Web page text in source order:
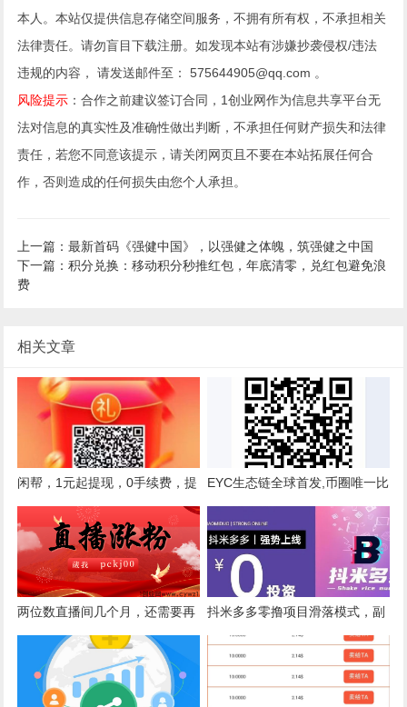
本人。本站仅提供信息存储空间服务，不拥有所有权，不承担相关
法律责任。请勿盲目下载注册。如发现本站有涉嫌抄袭侵权/违法
违规的内容， 请发送邮件至： 575644905@qq.com 。
风险提示 ：合作之前建议签订合同，1创业网作为信息共享平台无
法对信息的真实性及准确性做出判断，不承担任何财产损失和法律
责任，若您不同意该提示，请关闭网页且不要在本站拓展任何合
作，否则造成的任何损失由您个人承担。
上一篇：最新首码《强健中国》，以强健之体魄，筑强健之中国
下一篇：积分兑换：移动积分秒推红包，年底清零，兑红包避免浪
费
相关文章
闲帮，1元起提现，0手续费，提
现秒到账,放单简单容易
EYC生态链全球首发,币圈唯一比
肩ECO GEC 环保生态类主流项
目！
两位数直播间几个月，还需要再
坚持吗？怎么涨直播间人气？
抖米多多零撸项目滑落模式，副
业首选抖米多多，全新的任务电
商